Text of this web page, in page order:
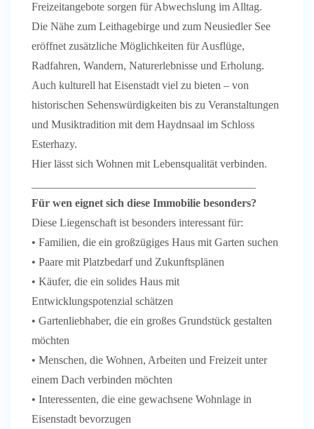
Freizeitangebote sorgen für Abwechslung im Alltag.
Die Nähe zum Leithagebirge und zum Neusiedler See
eröffnet zusätzliche Möglichkeiten für Ausflüge,
Radfahren, Wandern, Naturerlebnisse und Erholung.
Auch kulturell hat Eisenstadt viel zu bieten – von
historischen Sehenswürdigkeiten bis zu Veranstaltungen
und Musiktradition mit dem Haydnsaal im Schloss
Esterhazy.
Hier lässt sich Wohnen mit Lebensqualität verbinden.
Für wen eignet sich diese Immobilie besonders?
Diese Liegenschaft ist besonders interessant für:
• Familien, die ein großzügiges Haus mit Garten suchen
• Paare mit Platzbedarf und Zukunftsplänen
• Käufer, die ein solides Haus mit
Entwicklungspotenzial schätzen
• Gartenliebhaber, die ein großes Grundstück gestalten
möchten
• Menschen, die Wohnen, Arbeiten und Freizeit unter
einem Dach verbinden möchten
• Interessenten, die eine gewachsene Wohnlage in
Eisenstadt bevorzugen